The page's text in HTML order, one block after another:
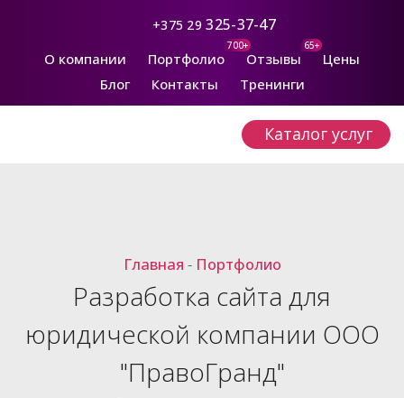
+375 29325-37-47
О компании Портфолио
700+
Отзывы
65+
Цены
Блог
Контакты Тренинги
Каталог услуг
Главная - Портфолио
Разработка сайта для
юридической компании ООО
"ПравоГранд"